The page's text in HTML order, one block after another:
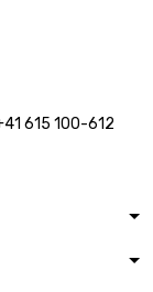
615 100-612